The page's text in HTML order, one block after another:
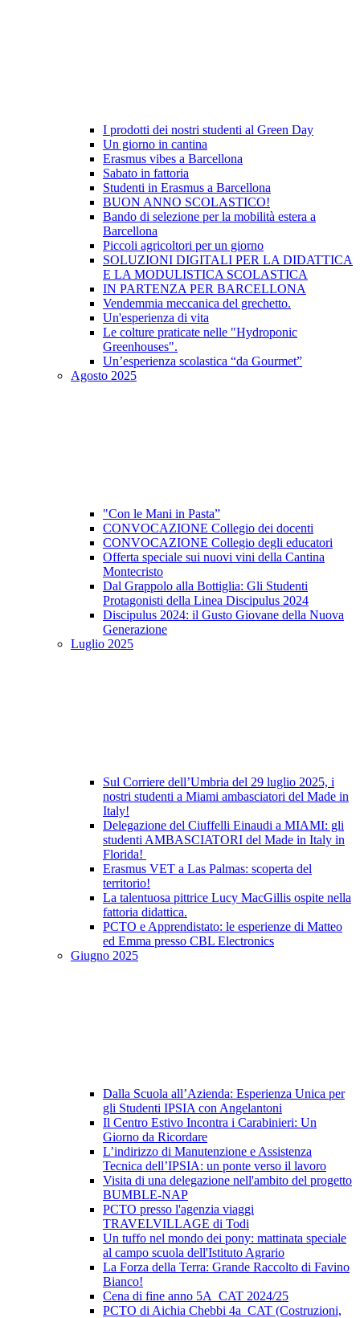
I prodotti dei nostri studenti al Green Day
Un giorno in cantina
Erasmus vibes a Barcellona
Sabato in fattoria
Studenti in Erasmus a Barcellona
BUON ANNO SCOLASTICO!
Bando di selezione per la mobilità estera a
Barcellona
Piccoli agricoltori per un giorno
SOLUZIONI DIGITALI PER LA DIDATTICA
E LA MODULISTICA SCOLASTICA
IN PARTENZA PER BARCELLONA
Vendemmia meccanica del grechetto.
Un'esperienza di vita
Le colture praticate nelle "Hydroponic
Greenhouses".
Un’esperienza scolastica “da Gourmet”
Agosto 2025
"Con le Mani in Pasta”
CONVOCAZIONE Collegio dei docenti
CONVOCAZIONE Collegio degli educatori
Offerta speciale sui nuovi vini della Cantina
Montecristo
Dal Grappolo alla Bottiglia: Gli Studenti
Protagonisti della Linea Discipulus 2024
Discipulus 2024: il Gusto Giovane della Nuova
Generazione
Luglio 2025
Sul Corriere dell’Umbria del 29 luglio 2025, i
nostri studenti a Miami ambasciatori del Made in
Italy!
Delegazione del Ciuffelli Einaudi a MIAMI: gli
studenti AMBASCIATORI del Made in Italy in
Florida!
Erasmus VET a Las Palmas: scoperta del
territorio!
La talentuosa pittrice Lucy MacGillis ospite nella
fattoria didattica.
PCTO e Apprendistato: le esperienze di Matteo
ed Emma presso CBL Electronics
Giugno 2025
Dalla Scuola all’Azienda: Esperienza Unica per
gli Studenti IPSIA con Angelantoni
Il Centro Estivo Incontra i Carabinieri: Un
Giorno da Ricordare
L’indirizzo di Manutenzione e Assistenza
Tecnica dell’IPSIA: un ponte verso il lavoro
Visita di una delegazione nell'ambito del progetto
BUMBLE-NAP
PCTO presso l'agenzia viaggi
TRAVELVILLAGE di Todi
Un tuffo nel mondo dei pony: mattinata speciale
al campo scuola dell'Istituto Agrario
La Forza della Terra: Grande Raccolto di Favino
Bianco!
Cena di fine anno 5A_CAT 2024/25
PCTO di Aichia Chebbi 4a_CAT (Costruzioni,